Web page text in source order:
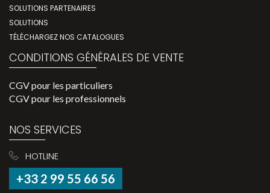
SOLUTIONS PARTENAIRES
SOLUTIONS
TÉLÉCHARGEZ NOS CATALOGUES
CONDITIONS GÉNÉRALES DE VENTE
CGV pour les particuliers
CGV pour les professionnels
NOS SERVICES
HOTLINE
+33 2 99 55 66 56